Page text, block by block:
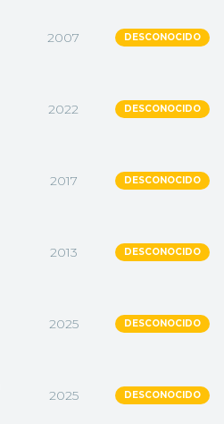
2007 DESCONOCIDO
2022 DESCONOCIDO
2017 DESCONOCIDO
2013 DESCONOCIDO
2025 DESCONOCIDO
2025 DESCONOCIDO